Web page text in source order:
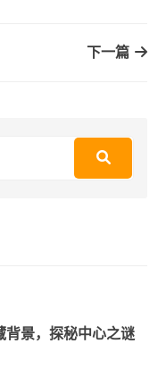
下一篇
背景，探秘中心之谜